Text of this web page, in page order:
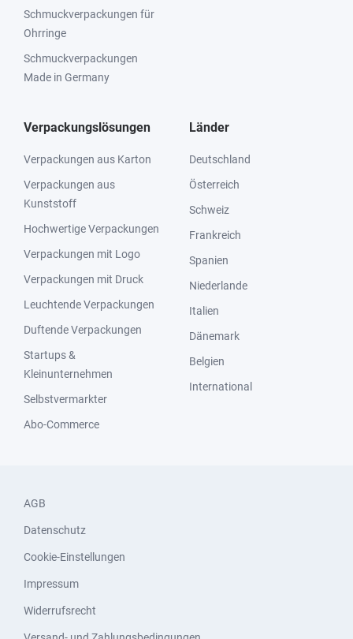
Schmuckverpackungen für
Ohrringe
Schmuckverpackungen
Made in Germany
Verpackungslösungen
Verpackungen aus Karton
Verpackungen aus
Kunststoff
Hochwertige Verpackungen
Verpackungen mit Logo
Verpackungen mit Druck
Leuchtende Verpackungen
Duftende Verpackungen
Startups &
Kleinunternehmen
Selbstvermarkter
Abo-Commerce
Länder
Deutschland
Österreich
Schweiz
Frankreich
Spanien
Niederlande
Italien
Dänemark
Belgien
International
AGB
Datenschutz
Cookie-Einstellungen
Impressum
Widerrufsrecht